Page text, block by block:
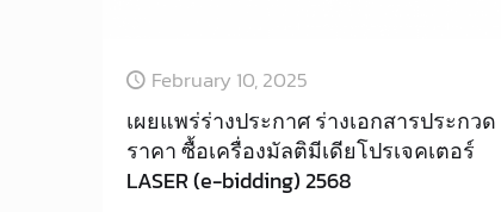
February 10, 2025
เผยแพร่ร่างประกาศ ร่างเอกสารประกวด
ราคา ซื้อเครื่องมัลติมีเดียโปรเจคเตอร์
LASER (e-bidding) 2568